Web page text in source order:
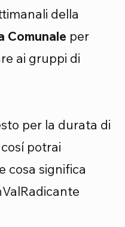
della
Comunale per
ai gruppi di
per la durata di
potrai
cosa significa